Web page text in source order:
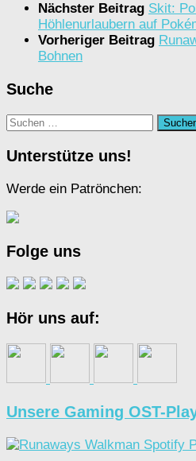
Nächster Beitrag Skit:
Höhlenurlaubern auf
Vorheriger Beitrag
Bohnen
Suche
Suchen
Unterstütze uns!
Werde ein Patrönchen:
Folge uns
Hör uns auf:
Unsere Gaming OST-